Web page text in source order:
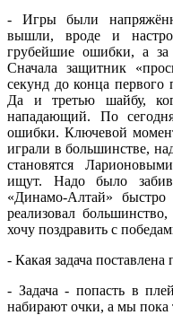
- Игры были
вышли, вроде и
грубейшие ошибки, а за
Сначала защитник
секунд до конца
Да и третью шайбу,
нападающий. По
ошибки. Ключевой
играли в большинстве,
становятся
ищут. Надо было
«Динамо-Алтай»
реализовал
хочу поздравить с
- Какая задача
- Задача - попасть в
набирают очки, а мы пока